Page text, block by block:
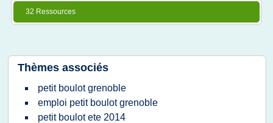
32 Ressources
Thèmes associés
petit boulot grenoble
emploi petit boulot grenoble
petit boulot ete 2014